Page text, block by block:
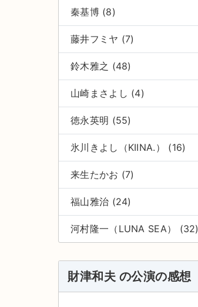
秦基博 (8)
藤井フミヤ (7)
鈴木雅之 (48)
山崎まさよし (4)
徳永英明 (55)
氷川きよし（KIINA.） (16)
来生たかお (7)
福山雅治 (24)
河村隆一（LUNA SEA） (32)
財津和夫 の公演の感想